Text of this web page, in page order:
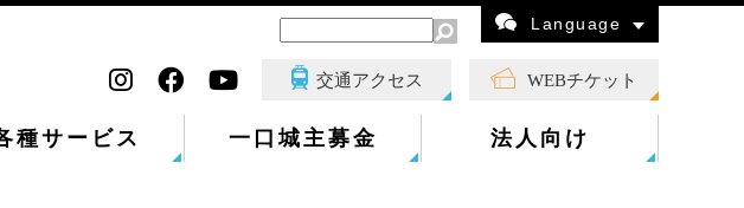
Language
種サービス 一口城主募金 法人向け
交通アクセス WEBチケット